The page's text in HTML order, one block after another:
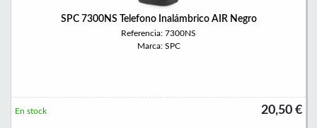
SPC 7300NS Telefono Inalámbrico AIR Negro
Referencia: 7300NS
Marca: SPC
20,50 €
En stock